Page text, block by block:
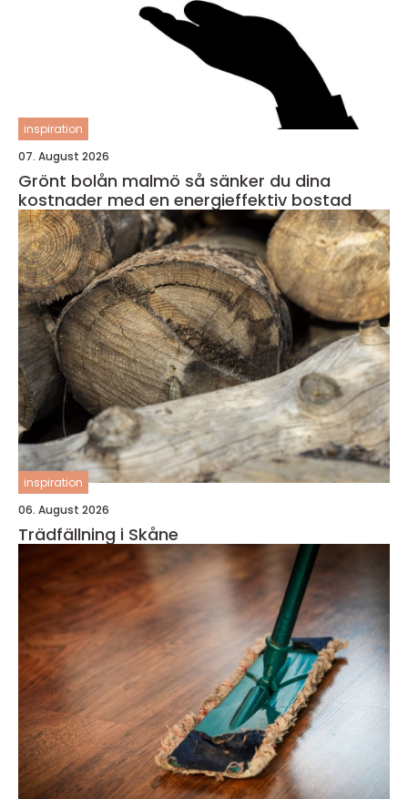
inspiration
07. August 2026
Grönt bolån malmö så sänker du dina
kostnader med en energieffektiv bostad
inspiration
06. August 2026
Trädfällning i Skåne